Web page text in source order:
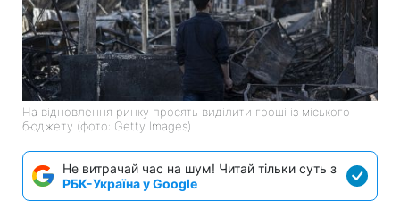
На відновлення ринку просять виділити гроші із міського
бюджету (фото: Getty Images)
Не витрачай час на шум! Читай тільки суть з
РБК-Україна у Google